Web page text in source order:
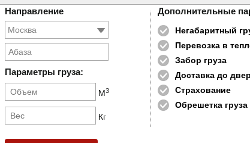
Направление
Абаза
Параметры груза:
М3
Кг
Дополнительные
Негабаритный
Перевозка в
Забор груза
Доставка до
Страхование
Обрешетка груза